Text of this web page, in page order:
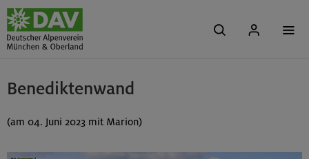
Benediktenwand
(am 04. Juni 2023 mit Marion)